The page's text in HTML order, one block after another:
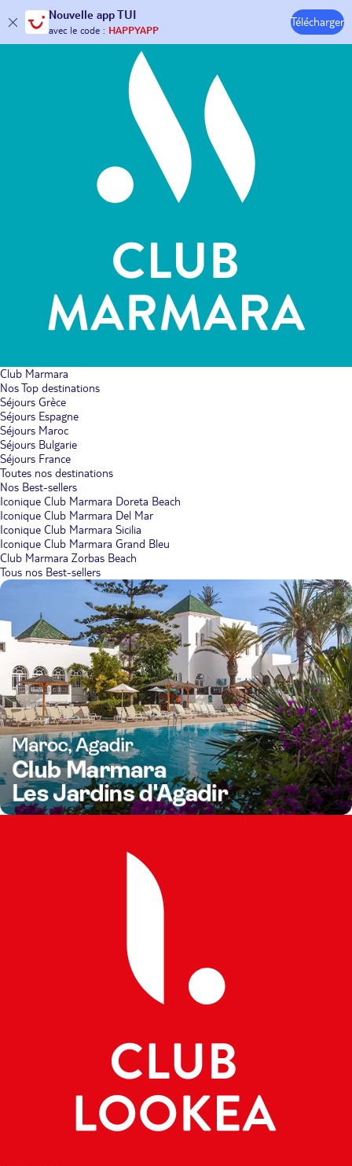
Nouvelle app TUI
30€ offerts*sur votre
avec le code : HAPPYAPP
Télécharger
Hôtels & Clubs
Club Marmara
Nos Top destinations
Séjours Grèce
Séjours Espagne
Séjours Maroc
Séjours Bulgarie
Séjours France
Toutes nos destinations
Nos Best-sellers
Iconique Club Marmara Doreta Beach
Iconique Club Marmara Del Mar
Iconique Club Marmara Sicilia
Iconique Club Marmara Grand Bleu
Club Marmara Zorbas Beach
Tous nos Best-sellers